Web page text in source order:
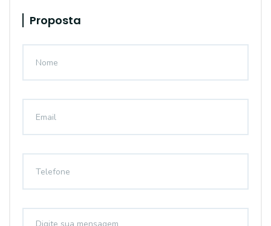
Proposta